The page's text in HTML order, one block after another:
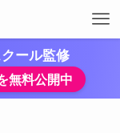
ール監修
無料公開中